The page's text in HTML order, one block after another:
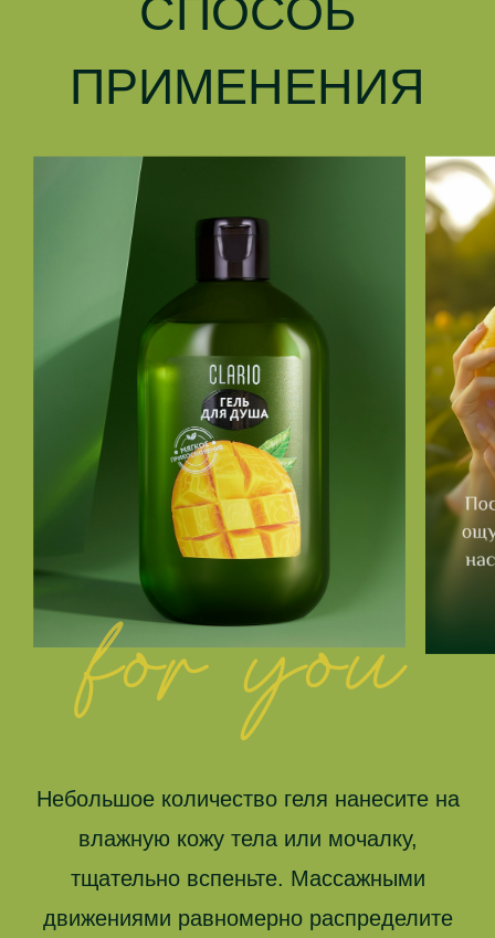
СПОСОБ
ПРИМЕНЕНИЯ
Небольшое количество геля нанесите на
влажную кожу тела или мочалку,
тщательно вспеньте. Массажными
движениями равномерно распределите